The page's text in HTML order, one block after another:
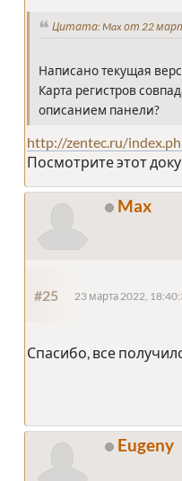
Цитата: Max от 22
Написано текущая
Карта регистров
описанием панели?
http://zentec.ru/
Посмотрите этот
Max
#25 23 марта 2022,
Спасибо, все
Eugeny